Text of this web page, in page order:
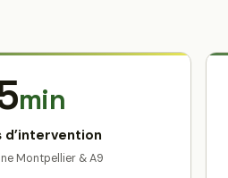
min
d’intervention
Montpellier & A9